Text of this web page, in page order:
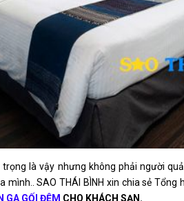
là vậy nhưng không phải người
mình.. SAO THÁI BÌNH xin chia sẻ
GA GỐI ĐỆM CHO KHÁCH SẠN.